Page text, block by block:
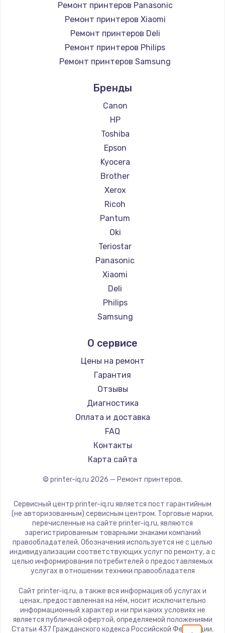
Ремонт принтеров Panasonic
Ремонт принтеров Xiaomi
Ремонт принтеров Deli
Ремонт принтеров Philips
Ремонт принтеров Samsung
Ремонт принтеров Lexmark
Ремонт принтеров Sharp
Ремонт принтеров TSC
Ремонт принтеров Fujitsu
Ремонт принтеров Godex
Бренды
Canon
HP
Toshiba
Epson
Kyocera
Brother
Xerox
Ricoh
Pantum
Oki
Teriostar
Panasonic
Xiaomi
Deli
Philips
Samsung
Lexmark
Sharp
TSC
Fujitsu
Godex
О сервисе
Цены на ремонт
Гарантия
Отзывы
Диагностика
Оплата и доставка
FAQ
Контакты
Карта сайта
© printer-iq.ru 2026 — Ремонт принтеров.
Сервисный центр printer-iq.ru является пост гарантийным
(не авторизованным) сервисным центром. Торговые марки,
перечисленные на сайте printer-iq.ru, являются
зарегистрированным товарными знаками компаний
правообладателей. Обозначения используется не с целью
индивидуализации соответствующих услуг по ремонту, а с
целью информирования потребителей о предоставляемых
услугах в отношении техники правообладателя
Сайт printer-iq.ru, а также вся информация об услугах и
ценах, предоставленная на нём, носит исключительно
информационный характер и ни при каких условиях не
является публичной офертой, определяемой положениями
Статьи 437 Гражданского кодекса Российской Федерации.